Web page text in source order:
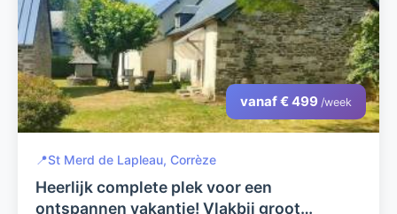
vanaf € 499 /week
📍St Merd de Lapleau, Corrèze
Heerlijk complete plek voor een
ontspannen vakantie! Vlakbij groot